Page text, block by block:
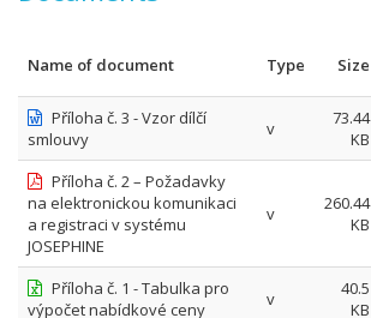
Name of document Type Size
Příloha č. 3 - Vzor dílčí
smlouvy
v
73.44
KB
Příloha č. 2 – Požadavky
na elektronickou komunikaci
a registraci v systému
JOSEPHINE
v
260.44
KB
Příloha č. 1 - Tabulka pro
výpočet nabídkové ceny
v
40.5
KB